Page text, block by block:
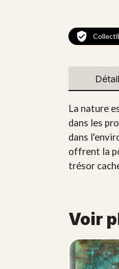
La nature
dans les
dans
offrent la
trésor
Voir